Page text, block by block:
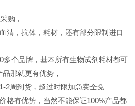
购，
清，抗体，耗材，还有部分限制进口
多个品牌，基本所有生物试剂耗材都可
那就更有优势，
2周到货，超过时限加急费全免
格有优势，当然不能保证100%产品都